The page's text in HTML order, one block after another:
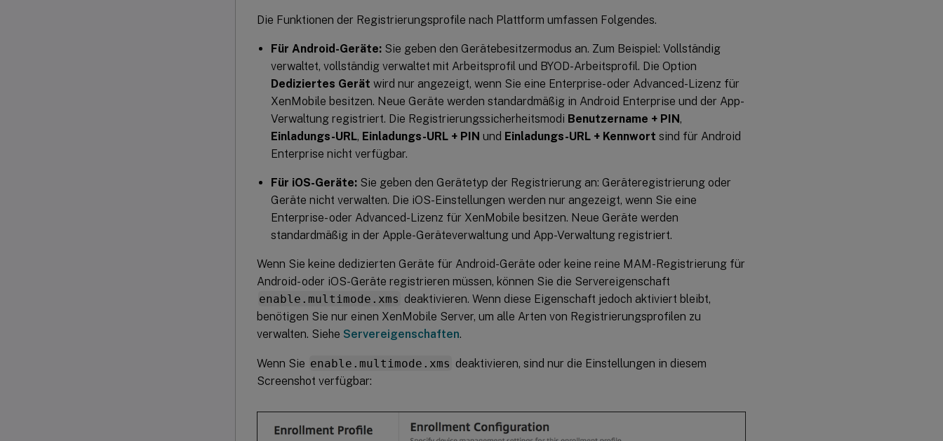
Die Funktionen der Registrierungsprofile nach Plattform umfassen Folgendes.
Für Android-Geräte: Sie geben den Gerätebesitzermodus an. Zum Beispiel: Vollständig
verwaltet, vollständig verwaltet mit Arbeitsprofil und BYOD-Arbeitsprofil. Die Option
Dediziertes Gerät wird nur angezeigt, wenn Sie eine Enterprise- oder Advanced-Lizenz für
XenMobile besitzen. Neue Geräte werden standardmäßig in Android Enterprise und der App-
Verwaltung registriert. Die Registrierungssicherheitsmodi Benutzername + PIN,
Einladungs-URL, Einladungs-URL + PIN und Einladungs-URL + Kennwort sind für Android
Enterprise nicht verfügbar.
Für iOS-Geräte: Sie geben den Gerätetyp der Registrierung an: Geräteregistrierung oder
Geräte nicht verwalten. Die iOS-Einstellungen werden nur angezeigt, wenn Sie eine
Enterprise- oder Advanced-Lizenz für XenMobile besitzen. Neue Geräte werden
standardmäßig in der Apple-Geräteverwaltung und App-Verwaltung registriert.
Wenn Sie keine dedizierten Geräte für Android-Geräte oder keine reine MAM-Registrierung für
Android- oder iOS-Geräte registrieren müssen, können Sie die Servereigenschaft
enable.multimode.xms deaktivieren. Wenn diese Eigenschaft jedoch aktiviert bleibt,
benötigen Sie nur einen XenMobile Server, um alle Arten von Registrierungsprofilen zu
verwalten. Siehe Servereigenschaften.
Wenn Sie enable.multimode.xms deaktivieren, sind nur die Einstellungen in diesem
Screenshot verfügbar: